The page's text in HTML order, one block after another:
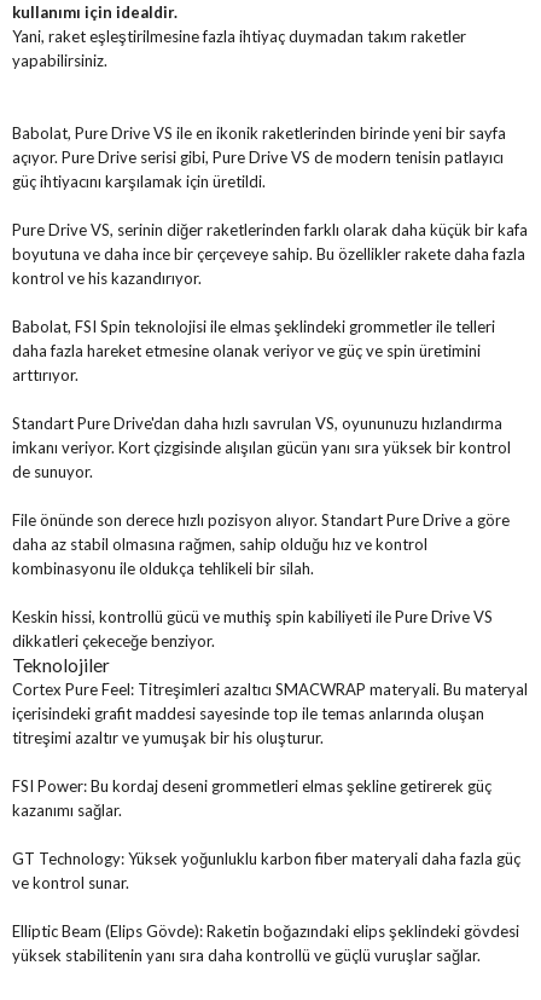
kullanımı için idealdir.
Yani, raket eşleştirilmesine fazla ihtiyaç duymadan takım raketler
yapabilirsiniz.
Babolat, Pure Drive VS ile en ikonik raketlerinden birinde yeni bir sayfa
açıyor. Pure Drive serisi gibi, Pure Drive VS de modern tenisin patlayıcı
güç ihtiyacını karşılamak için üretildi.
Pure Drive VS, serinin diğer raketlerinden farklı olarak daha küçük bir kafa
boyutuna ve daha ince bir çerçeveye sahip. Bu özellikler rakete daha fazla
kontrol ve his kazandırıyor.
Babolat, FSI Spin teknolojisi ile elmas şeklindeki grommetler ile telleri
daha fazla hareket etmesine olanak veriyor ve güç ve spin üretimini
arttırıyor.
Standart Pure Drive'dan daha hızlı savrulan VS, oyununuzu hızlandırma
imkanı veriyor. Kort çizgisinde alışılan gücün yanı sıra yüksek bir kontrol
de sunuyor.
File önünde son derece hızlı pozisyon alıyor. Standart Pure Drive a göre
daha az stabil olmasına rağmen, sahip olduğu hız ve kontrol
kombinasyonu ile oldukça tehlikeli bir silah.
Keskin hissi, kontrollü gücü ve muthiş spin kabiliyeti ile Pure Drive VS
dikkatleri çekeceğe benziyor.
Teknolojiler
Cortex Pure Feel: Titreşimleri azaltıcı SMACWRAP materyali. Bu materyal
içerisindeki grafit maddesi sayesinde top ile temas anlarında oluşan
titreşimi azaltır ve yumuşak bir his oluşturur.
FSI Power:Bu kordaj deseni grommetleri elmas şekline getirerek güç
kazanımı sağlar.
GT Technology:Yüksek yoğunluklu karbon fiber materyali daha fazla güç
ve kontrol sunar.
Elliptic Beam (Elips Gövde):Raketin boğazındaki elips şeklindeki gövdesi
yüksek stabilitenin yanı sıra daha kontrollü ve güçlü vuruşlar sağlar.